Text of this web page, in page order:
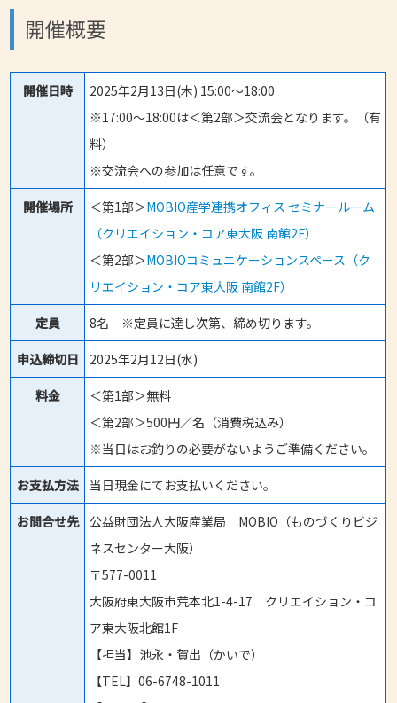
開催概要
開催日時
2025年2月13日(木) 15:00～18:00
※17:00～18:00は＜第2部＞交流会となります。（有
料）
※交流会への参加は任意です。
開催場所 ＜第1部＞MOBIO産学連携オフィス セミナールーム
（クリエイション・コア東大阪 南館2F）
＜第2部＞MOBIOコミュニケーションスペース（ク
リエイション・コア東大阪 南館2F）
定員 8名 ※定員に達し次第、締め切ります。
申込締切日 2025年2月12日(水)
料金
＜第1部＞無料
＜第2部＞500円／名（消費税込み）
※当日はお釣りの必要がないようご準備ください。
お支払方法 当日現金にてお支払いください。
お問合せ先
公益財団法人大阪産業局 MOBIO（ものづくりビジ
ネスセンター大阪）
〒577-0011
大阪府東大阪市荒本北1-4-17 クリエイション・コ
ア東大阪北館1F
【担当】池永・賀出（かいで）
【TEL】06-6748-1011